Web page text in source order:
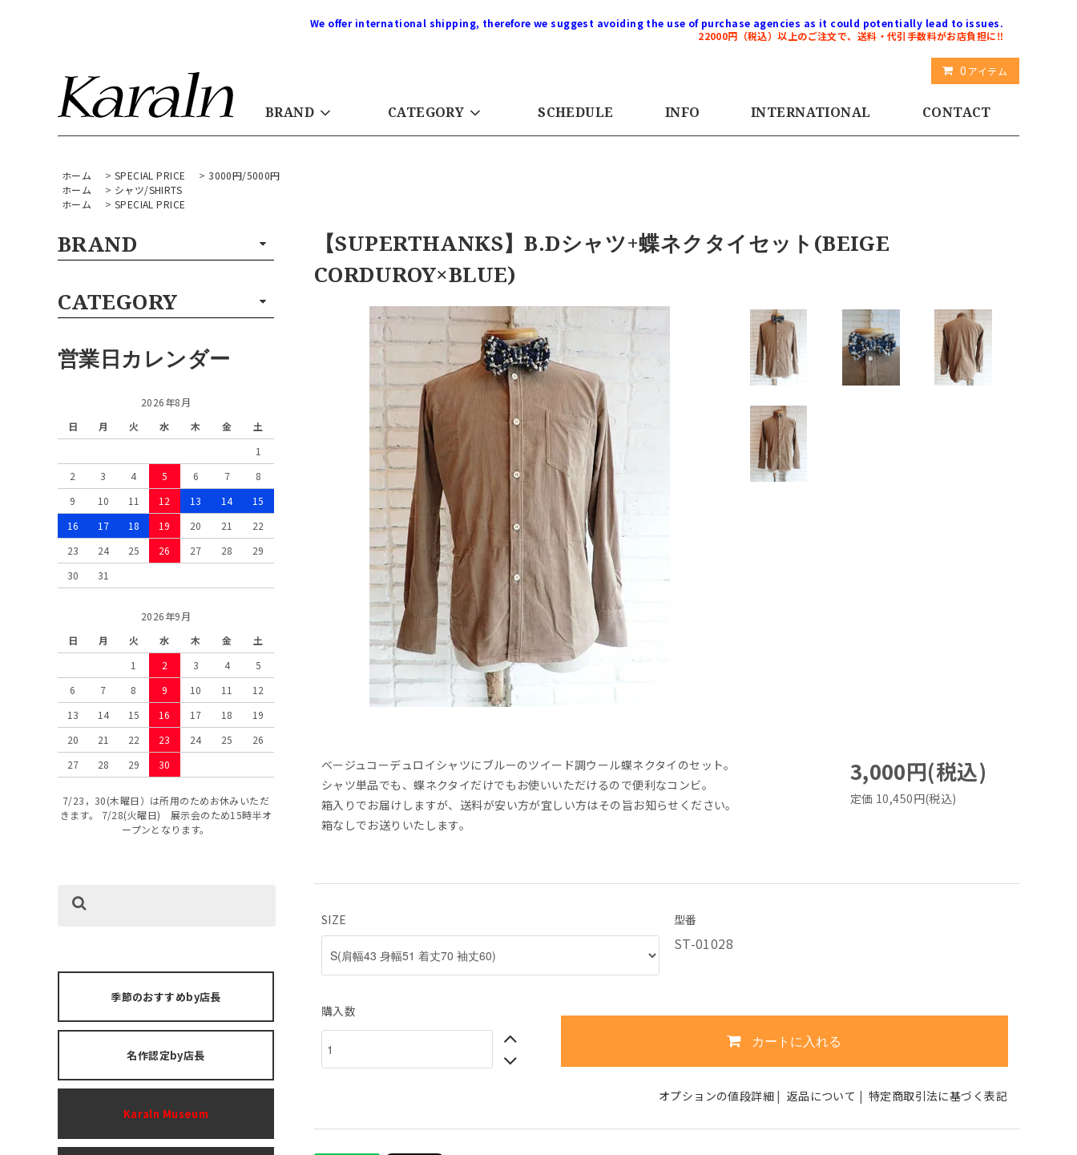
We offer international shipping, therefore we suggest avoiding the use of purchase agencies as it could potentially lead to issues.
22000円（税込）以上のご注文で、送料・代引手数料がお店負担に‼️
0 アイテム
BRAND CATEGORY SCHEDULE INFO INTERNATIONAL CONTACT
ホーム > SPECIAL PRICE >3000円/5000円
ホーム
> シャツ/SHIRTS
ホーム
> SPECIAL PRICE
BRAND
CATEGORY
営業日カレンダー
2026年8月
日
月 火 水 木 金
土
1
2
3 4 5 6 7
8
9
10 11 12 13 14
15
16
17 18 19 20 21
22
23
24 25 26 27 28
29
30
31
2026年9月
日
月 火 水 木 金
土
1
2 3 4
5
6
7 8 9 10 11
12
13
14 15 16 17 18
19
20
21 22 23 24 25
26
27
28 29 30
7/23，30(木曜日）は所用のためお休みいただ
きます。 7/28(火曜日) 展示会のため15時半オ
ープンとなります。
季節のおすすめby店長
名作認定by店長
Karaln Museum
【SUPERTHANKS】B.Dシャツ+蝶ネクタイセット(BEIGE
CORDUROY×BLUE)
ベージュコーデュロイシャツにブルーのツイード調ウール蝶ネクタイのセット。
シャツ単品でも、蝶ネクタイだけでもお使いいただけるので便利なコンビ。
箱入りでお届けしますが、送料が安い方が宜しい方はその旨お知らせください。
箱なしでお送りいたします。
3,000円(税込)
定価 10,450円(税込)
SIZE 型番
ST-01028
購入数
カートに入れる
オプションの値段詳細 | 返品について | 特定商取引法に基づく表記